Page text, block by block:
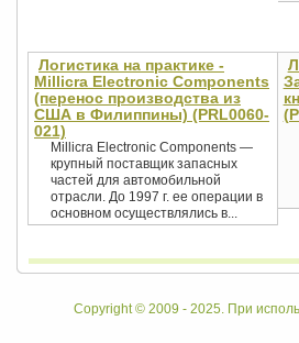
Логистика на практике -
Millicra Electronic Components
(перенос производства из
США в Филиппины) (PRL0060-
021)
Millicra Electronic Components —
крупный поставщик запасных
частей для автомобильной
отрасли. До 1997 г. ее операции в
основном осуществлялись в...
Copyright © 2009 - 2025. При